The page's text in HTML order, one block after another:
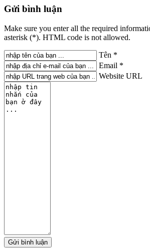
Gửi bình luận
Make sure you enter all the required
asterisk (*). HTML code is not allowed.
Tên *
Email *
Website URL